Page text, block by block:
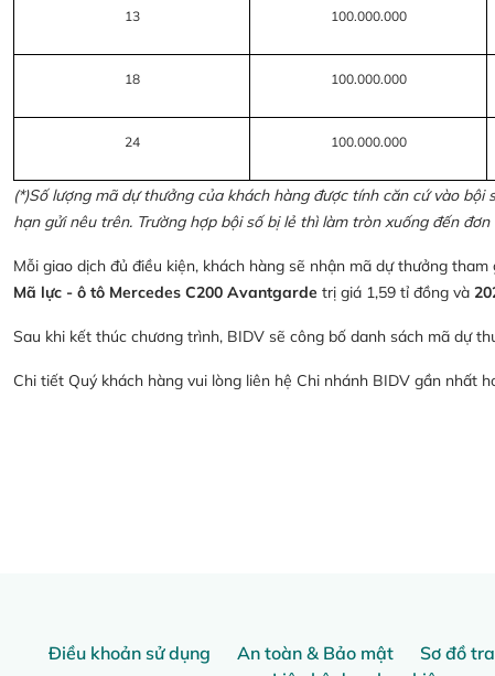
13 100.000.000
18 100.000.000
24 100.000.000
(*)Số lượng mã dự thưởng của khách hàng được tính căn cứ vào
hạn gửi nêu trên. Trường hợp bội số bị lẻ thì làm tròn xuống đến đơn
Mỗi giao dịch đủ điều kiện, khách hàng sẽ nhận mã dự thưởng
Mã lực - ô tô Mercedes C200 Avantgarde trị giá 1,59 tỉ đồng và
Sau khi kết thúc chương trình, BIDV sẽ công bố danh sách mã dự
Chi tiết Quý khách hàng vui lòng liên hệ Chi nhánh BIDV gần nhất
Điều khoản sử dụng An toàn & Bảo mật Sơ đồ